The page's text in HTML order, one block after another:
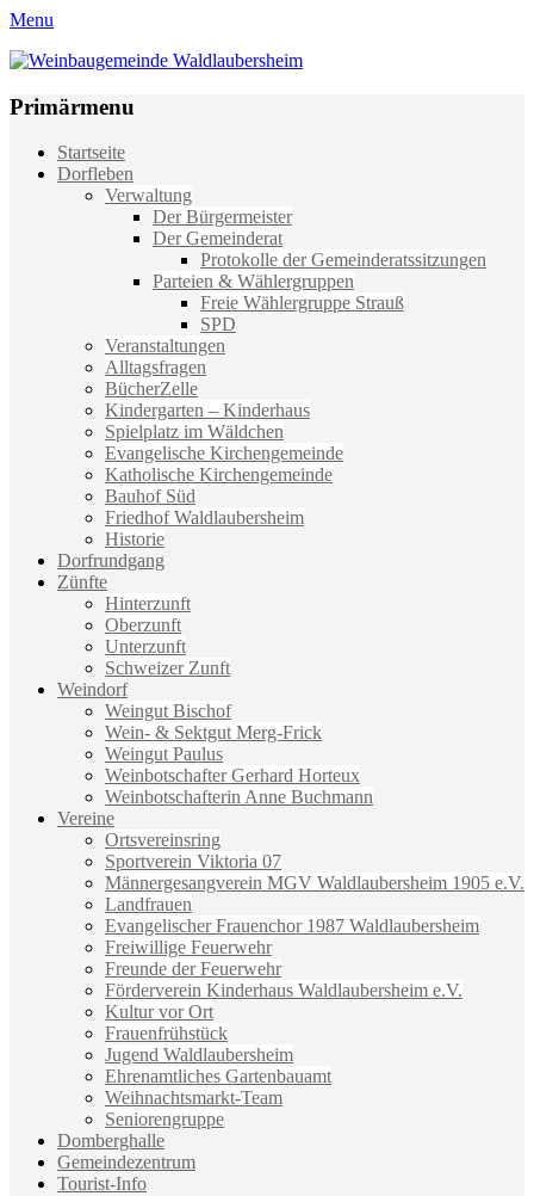
Menu
Weinbaugemeinde Waldlaubersheim
Primärmenu
Weiter
zum
Startseite
Dorfleben
Verwaltung
Der Bürgermeister
Der Gemeinderat
Protokolle der Gemeinderatssitzungen
Parteien & Wählergruppen
Freie Wählergruppe Strauß
SPD
Veranstaltungen
Alltagsfragen
BücherZelle
Kindergarten – Kinderhaus
Spielplatz im Wäldchen
Evangelische Kirchengemeinde
Katholische Kirchengemeinde
Bauhof Süd
Friedhof Waldlaubersheim
Historie
Dorfrundgang
Zünfte
Hinterzunft
Oberzunft
Unterzunft
Schweizer Zunft
Weindorf
Weingut Bischof
Wein- & Sektgut Merg-Frick
Weingut Paulus
Weinbotschafter Gerhard Horteux
Weinbotschafterin Anne Buchmann
Vereine
Ortsvereinsring
Sportverein Viktoria 07
Männergesangverein MGV Waldlaubersheim 1905 e.V.
Landfrauen
Evangelischer Frauenchor 1987 Waldlaubersheim
Freiwillige Feuerwehr
Freunde der Feuerwehr
Förderverein Kinderhaus Waldlaubersheim e.V.
Kultur vor Ort
Frauenfrühstück
Jugend Waldlaubersheim
Ehrenamtliches Gartenbauamt
Weihnachtsmarkt-Team
Seniorengruppe
Domberghalle
Gemeindezentrum
Tourist-Info